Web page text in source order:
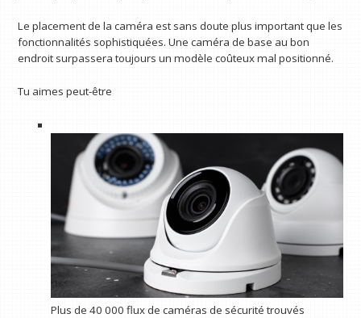
Le placement de la caméra est sans doute plus important que les
fonctionnalités sophistiquées. Une caméra de base au bon
endroit surpassera toujours un modèle coûteux mal positionné.
Tu aimes peut-être
Plus de 40 000 flux de caméras de sécurité trouvés